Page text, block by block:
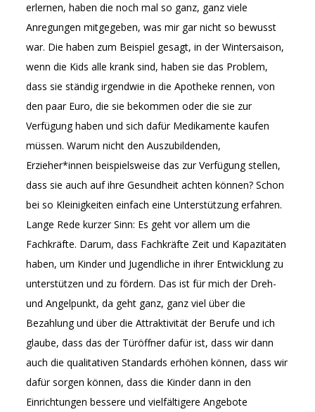
erlernen, haben die noch mal so ganz, ganz viele
Anregungen mitgegeben, was mir gar nicht so bewusst
war. Die haben zum Beispiel gesagt, in der Wintersaison,
wenn die Kids alle krank sind, haben sie das Problem,
dass sie ständig irgendwie in die Apotheke rennen, von
den paar Euro, die sie bekommen oder die sie zur
Verfügung haben und sich dafür Medikamente kaufen
müssen. Warum nicht den Auszubildenden,
Erzieher*innen beispielsweise das zur Verfügung stellen,
dass sie auch auf ihre Gesundheit achten können? Schon
bei so Kleinigkeiten einfach eine Unterstützung erfahren.
Lange Rede kurzer Sinn: Es geht vor allem um die
Fachkräfte. Darum, dass Fachkräfte Zeit und Kapazitäten
haben, um Kinder und Jugendliche in ihrer Entwicklung zu
unterstützen und zu fördern. Das ist für mich der Dreh-
und Angelpunkt, da geht ganz, ganz viel über die
Bezahlung und über die Attraktivität der Berufe und ich
glaube, dass das der Türöffner dafür ist, dass wir dann
auch die qualitativen Standards erhöhen können, dass wir
dafür sorgen können, dass die Kinder dann in den
Einrichtungen bessere und vielfältigere Angebote